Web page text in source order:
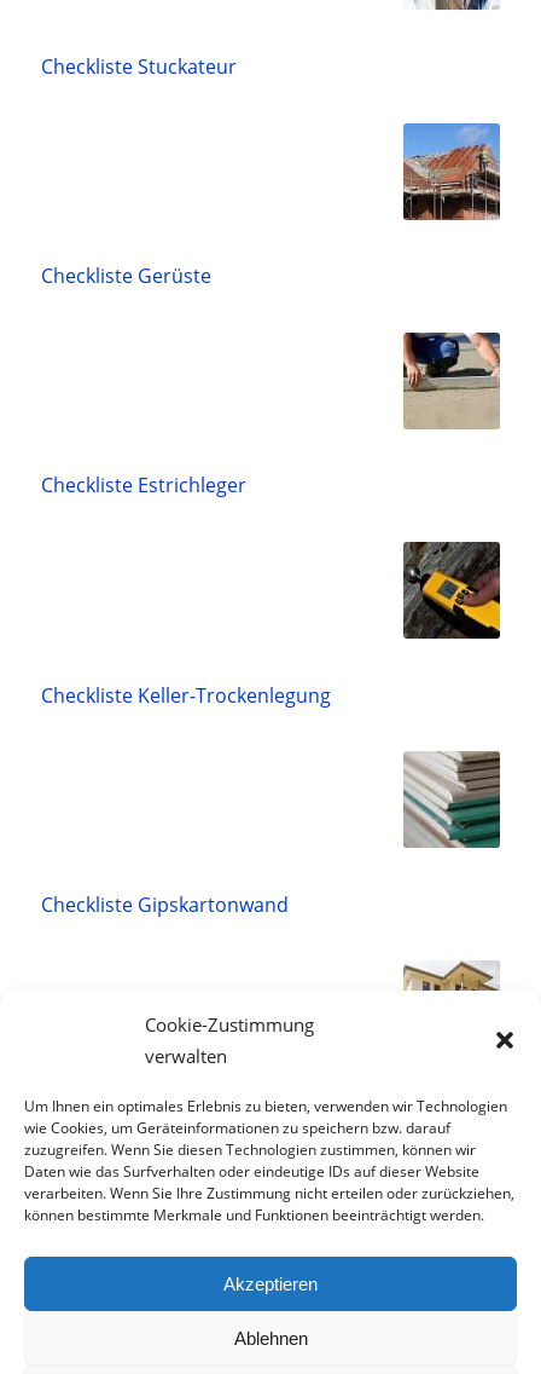
Cookie-Zustimmung
verwalten
Um Ihnen ein optimales Erlebnis zu bieten, verwenden wir Technologien
wie Cookies, um Geräteinformationen zu speichern bzw. darauf
zuzugreifen. Wenn Sie diesen Technologien zustimmen, können wir
Daten wie das Surfverhalten oder eindeutige IDs auf dieser Website
verarbeiten. Wenn Sie Ihre Zustimmung nicht erteilen oder zurückziehen,
können bestimmte Merkmale und Funktionen beeinträchtigt werden.
Akzeptieren
Ablehnen
Checkliste Stuckateur
Checkliste Gerüste
Checkliste Estrichleger
Checkliste Keller-Trockenlegung
Checkliste Gipskartonwand
Checkliste Garagen & Garagentore